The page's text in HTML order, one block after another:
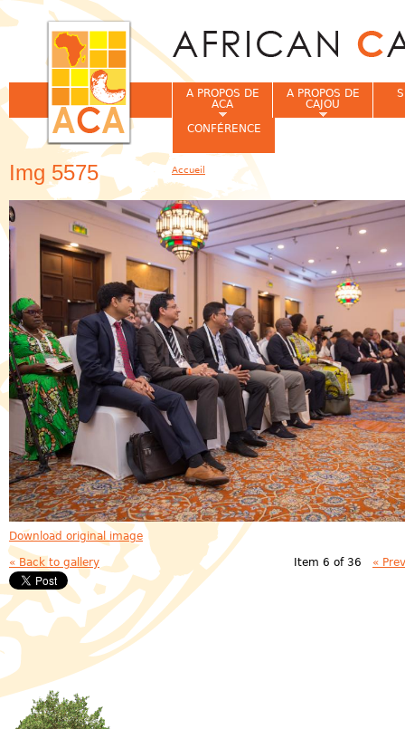
Img 5575
Download original image
« Back to gallery Item 6 of 36 «
A PROPOS DE
ACA
A PROPOS DE
CAJOU
CONFÉRENCE
Vous êtes ici
Accueil